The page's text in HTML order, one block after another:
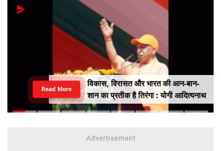
विकास, विरासत और भारत की आन-बान-
शान का प्रतीक है तिरंगा : योगी आदित्यनाथ
Read More